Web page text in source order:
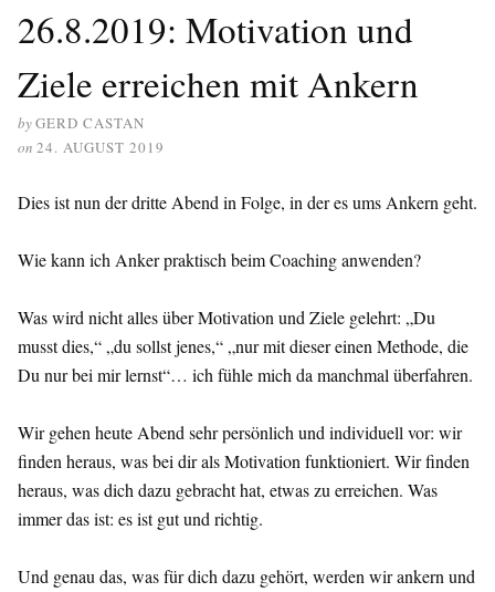
26.8.2019: Motivation und
Ziele erreichen mit Ankern
byGERD CASTAN
on 24. AUGUST 2019
Dies ist nun der dritte Abend in Folge, in der es ums Ankern geht.
Wie kann ich Anker praktisch beim Coaching anwenden?
Was wird nicht alles über Motivation und Ziele gelehrt: „Du
musst dies,“ „du sollst jenes,“ „nur mit dieser einen Methode, die
Du nur bei mir lernst“… ich fühle mich da manchmal überfahren.
Wir gehen heute Abend sehr persönlich und individuell vor: wir
finden heraus, was bei dir als Motivation funktioniert. Wir finden
heraus, was dich dazu gebracht hat, etwas zu erreichen. Was
immer das ist: es ist gut und richtig.
Und genau das, was für dich dazu gehört, werden wir ankern und